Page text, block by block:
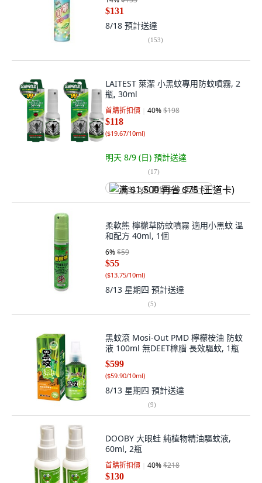
$131
8/18 預計送達
(153)
LAITEST 萊潔 小黑蚊專用防蚊噴霧, 2
瓶, 30ml
首購折扣價 40%$198
$118
($19.67/10ml)
明天 8/9 (日) 預計送達
(17)
满 $1,500 再省 $75 (王道卡)
柔軟熊 檸檬草防蚊噴霧 適用小黑蚊 溫
和配方 40ml, 1個
6%$59
$55
($13.75/10ml)
8/13 星期四 預計送達
(5)
黑蚊滾 Mosi-Out PMD 檸檬桉油 防蚊
液 100ml 無DEET樟腦 長效驅蚊, 1瓶
$599
($59.90/10ml)
8/13 星期四 預計送達
(9)
DOOBY 大眼蛙 純植物精油驅蚊液,
60ml, 2瓶
首購折扣價 40%$218
$130